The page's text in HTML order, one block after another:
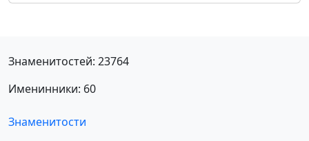
Знаменитостей: 23764
Именинники: 60
Знаменитости